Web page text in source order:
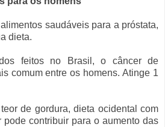
saudáveis ​​para a próstata,
dieta.
feitos no Brasil, o câncer de
comum entre os homens. Atinge 1
de gordura, dieta ocidental com
pode contribuir para o aumento das